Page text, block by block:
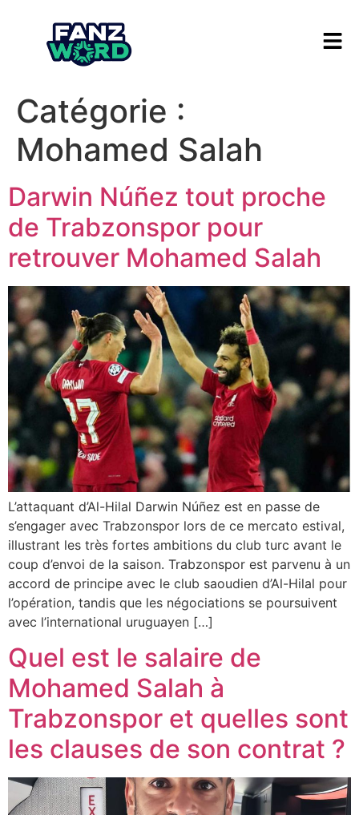
Catégorie :
Mohamed Salah
Darwin Núñez tout proche
de Trabzonspor pour
retrouver Mohamed Salah
L’attaquant d’Al-Hilal Darwin Núñez est en passe de
s’engager avec Trabzonspor lors de ce mercato estival,
illustrant les très fortes ambitions du club turc avant le
coup d’envoi de la saison. Trabzonspor est parvenu à un
accord de principe avec le club saoudien d’Al-Hilal pour
l’opération, tandis que les négociations se poursuivent
avec l’international uruguayen […]
Quel est le salaire de
Mohamed Salah à
Trabzonspor et quelles sont
les clauses de son contrat ?